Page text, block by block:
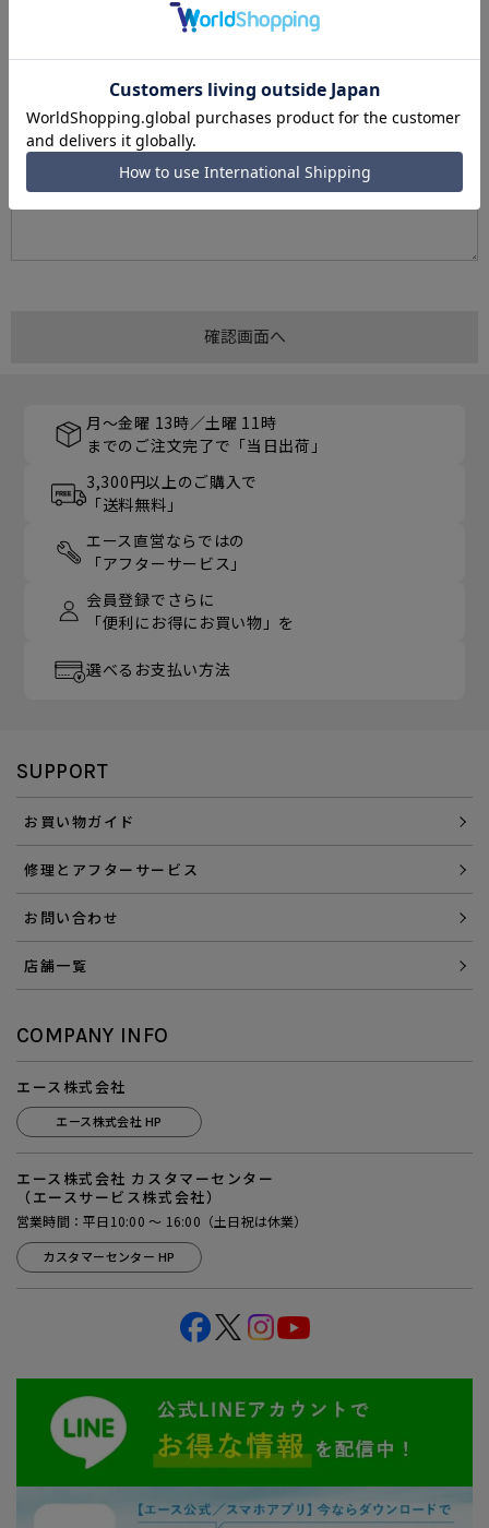
内容
月～金曜 13時／土曜 11時
までのご注文完了で「当日出荷」
3,300円以上のご購入で
「送料無料」
エース直営ならではの
「アフターサービス」
会員登録でさらに
「便利にお得にお買い物」を
選べるお支払い方法
SUPPORT
お買い物ガイド
修理とアフターサービス
お問い合わせ
店舗一覧
COMPANY INFO
エース株式会社
エース株式会社 HP
エース株式会社 カスタマーセンター
（エースサービス株式会社）
営業時間：平日10:00 ～ 16:00（土日祝は休業）
カスタマーセンター HP